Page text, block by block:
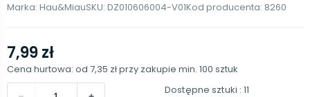
Marka: Hau&MiauSKU: DZ010606004-V01Kod producenta: 8260
7,99 zł
Cena hurtowa: od 7,35 złprzy zakupie min. 100 sztuk
Dostępne sztuki : 11